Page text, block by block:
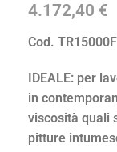
4.172,40 €
Cod. TR15000F
IDEALE: per
in
viscosità quali
pitture